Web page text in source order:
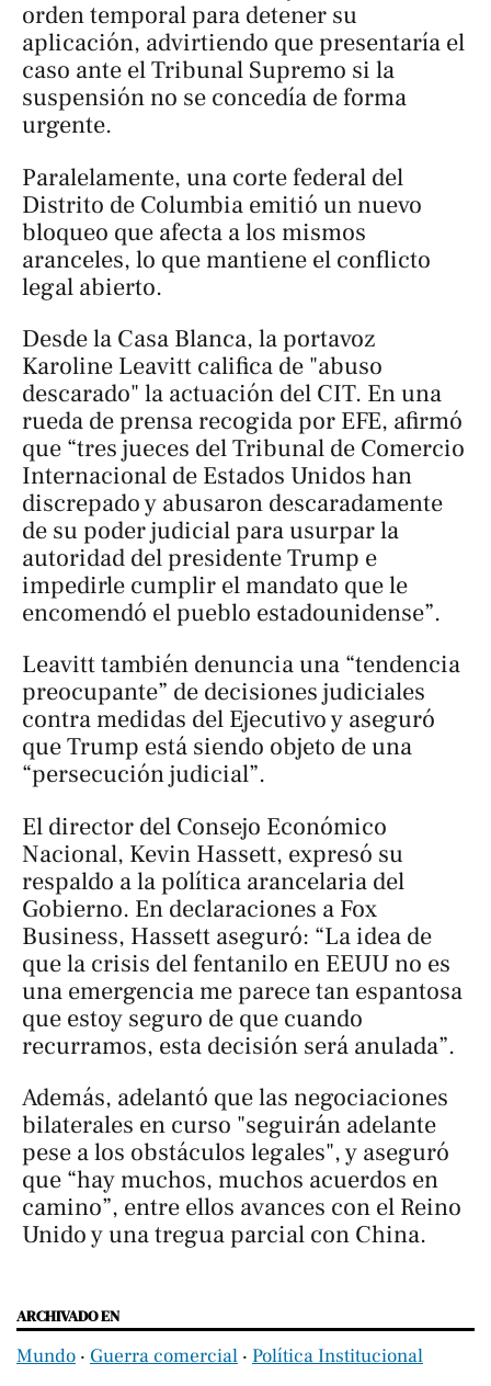
orden temporal para detener su
aplicación, advirtiendo que presentaría el
caso ante el Tribunal Supremo si la
suspensión no se concedía de forma
urgente.
Paralelamente, una corte federal del
Distrito de Columbia emitió un nuevo
bloqueo que afecta a los mismos
aranceles, lo que mantiene el conflicto
legal abierto.
Desde la Casa Blanca, la portavoz
Karoline Leavitt califica de "abuso
descarado" la actuación del CIT. En una
rueda de prensa recogida por EFE, afirmó
que “tres jueces del Tribunal de Comercio
Internacional de Estados Unidos han
discrepado y abusaron descaradamente
de su poder judicial para usurpar la
autoridad del presidente Trump e
impedirle cumplir el mandato que le
encomendó el pueblo estadounidense”.
Leavitt también denuncia una “tendencia
preocupante” de decisiones judiciales
contra medidas del Ejecutivo y aseguró
que Trump está siendo objeto de una
“persecución judicial”.
El director del Consejo Económico
Nacional, Kevin Hassett, expresó su
respaldo a la política arancelaria del
Gobierno. En declaraciones a Fox
Business, Hassett aseguró: “La idea de
que la crisis del fentanilo en EEUU no es
una emergencia me parece tan espantosa
que estoy seguro de que cuando
recurramos, esta decisión será anulada”.
Además, adelantó que las negociaciones
bilaterales en curso "seguirán adelante
pese a los obstáculos legales", y aseguró
que “hay muchos, muchos acuerdos en
camino”, entre ellos avances con el Reino
Unido y una tregua parcial con China.
ARCHIVADO EN
Mundo ‧ Guerra comercial ‧ Política Institucional